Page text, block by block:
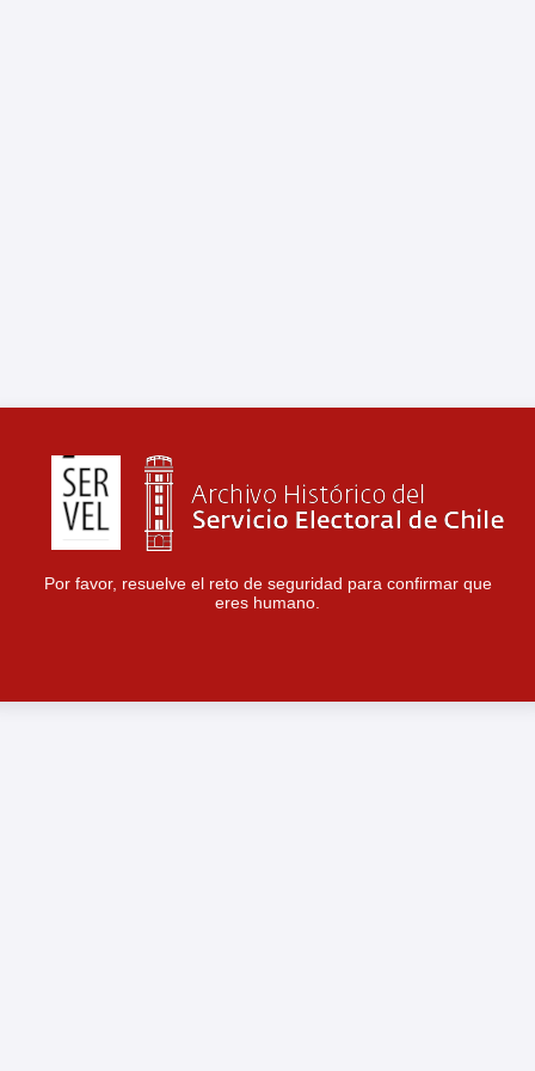
Por favor, resuelve el reto de seguridad para confirmar que
eres humano.